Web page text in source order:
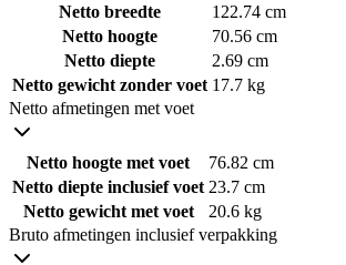
Netto breedte
122.74 cm
Netto hoogte
70.56 cm
Netto diepte
2.69 cm
Netto gewicht zonder voet 17.7 kg
Netto afmetingen met voet
Netto hoogte met voet
76.82 cm
Netto diepte inclusief voet 23.7 cm
Netto gewicht met voet
20.6 kg
Bruto afmetingen inclusief verpakking